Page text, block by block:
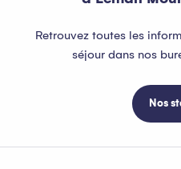
Retrouvez toutes les
séjour dans nos
Nos